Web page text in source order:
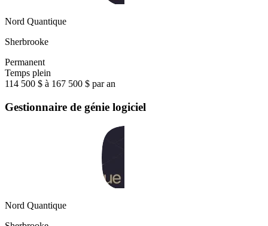
Nord Quantique
Sherbrooke
Permanent
Temps plein
114 500 $ à 167 500 $ par an
Gestionnaire de génie logiciel
Nord Quantique